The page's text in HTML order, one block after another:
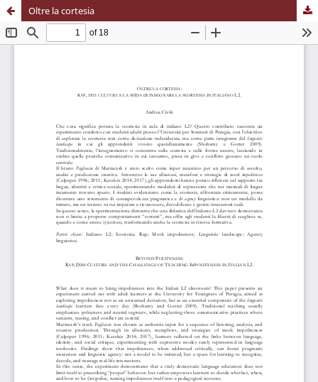
Oltre la cortesia